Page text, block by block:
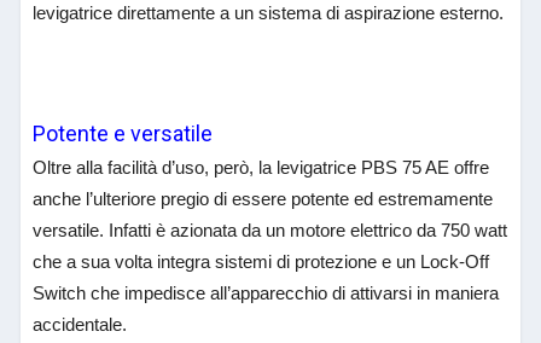
levigatrice direttamente a un sistema di aspirazione esterno.
Potente e versatile
Oltre alla facilità d’uso, però, la levigatrice PBS 75 AE offre
anche l’ulteriore pregio di essere potente ed estremamente
versatile. Infatti è azionata da un motore elettrico da 750 watt
che a sua volta integra sistemi di protezione e un Lock-Off
Switch che impedisce all’apparecchio di attivarsi in maniera
accidentale.